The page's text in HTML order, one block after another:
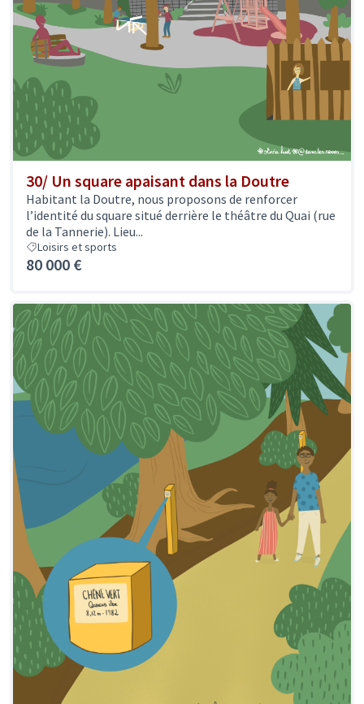
30/ Un square apaisant dans la Doutre
Habitant la Doutre, nous proposons de renforcer
l’identité du square situé derrière le théâtre du Quai (rue
de la Tannerie). Lieu...
Loisirs et sports
80 000 €